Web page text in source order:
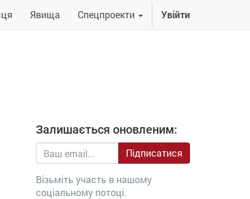
Явища Спецпроекти Увійти
Залишається оновленим:
Підписатися
Візьміть участь в нашому
соціальному потоці.